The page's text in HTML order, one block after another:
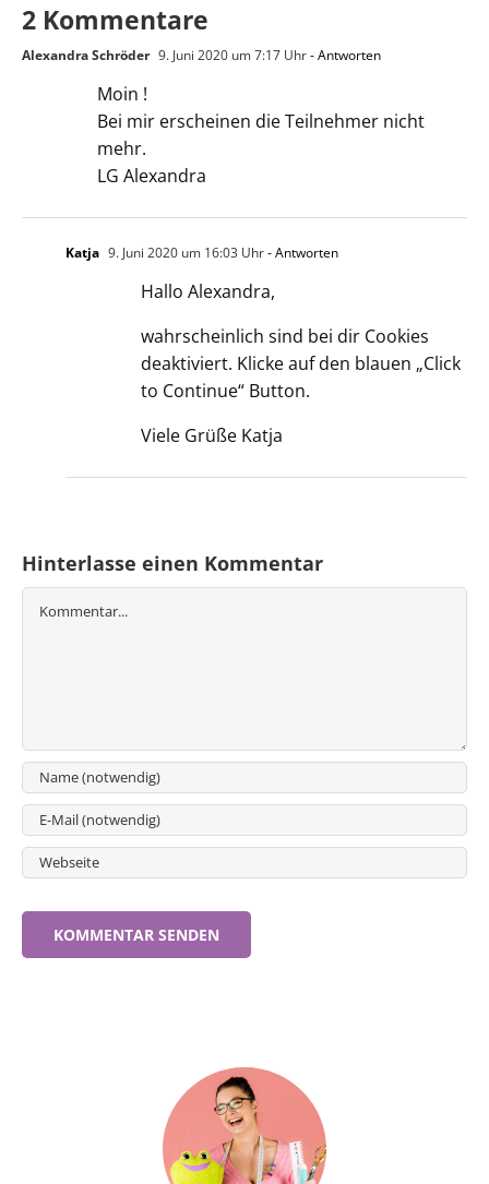
2 Kommentare
Alexandra Schröder 9. Juni 2020 um 7:17 Uhr- Antworten
Moin !
Bei mir erscheinen die Teilnehmer nicht
mehr.
LG Alexandra
Katja 9. Juni 2020 um 16:03 Uhr- Antworten
Hallo Alexandra,
wahrscheinlich sind bei dir Cookies
deaktiviert. Klicke auf den blauen „Click
to Continue“ Button.
Viele Grüße Katja
Hinterlasse einen Kommentar